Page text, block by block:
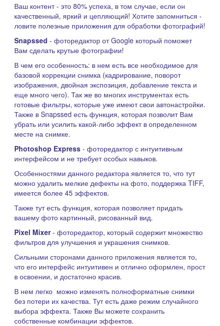
Ваш контент - это 80% успеха, в том случае, если он
качественный, яркий и цепляющий! Хотите запомниться -
ловите полезные приложения для обработки фотографий!
Snapssed - фоторедактор от Google который поможет
Вам сделать крутые фотографии!
В чем его особенность: в нем есть все необходимое для
базовой коррекции снимка (кадрирование, поворот
изображения, двойная экспозиция, добавление текста и
еще много чего). Так же во многих инструментах есть
готовые фильтры, которые уже имеют свои автонастройки.
Также в Snapssed есть функция, которая позволит Вам
убрать или усилить какой-либо эффект в определенном
месте на снимке.
Photoshop Express - фоторедактор с интуитивным
интерфейсом и не требует особых навыков.
Особенностями данного редактора является то, что тут
можно удалить мелкие дефекты на фото, поддержка TIFF,
имеется более 45 эффектов.
Также тут есть функция, которая позволяет придать
вашему фото картинный, рисованный вид.
Pixel Mixer- фоторедактор, который содержит множество
фильтров для улучшения и украшения снимков.
Сильными сторонами данного приложения является то,
что его интерфейс интуитивен и отлично оформлен, прост
в освоении, и достаточно красив.
В нем легко можно изменять полноформатные снимки
без потери их качества. Тут есть даже режим случайного
выбора эффекта. Также Вы можете сохранить
собственные комбинации эффектов.